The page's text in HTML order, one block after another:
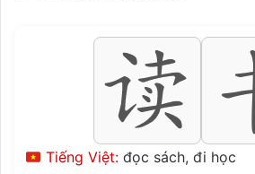
Tiếng Việt: đọc sách, đi học